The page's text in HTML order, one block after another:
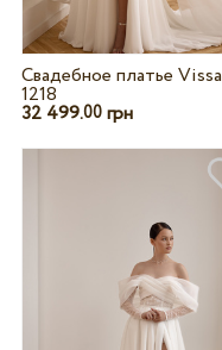
Свадебное платье
1218
32 499.00грн